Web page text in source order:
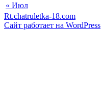
« Июл
Rt.chatruletka-18.com
Сайт работает на WordPress